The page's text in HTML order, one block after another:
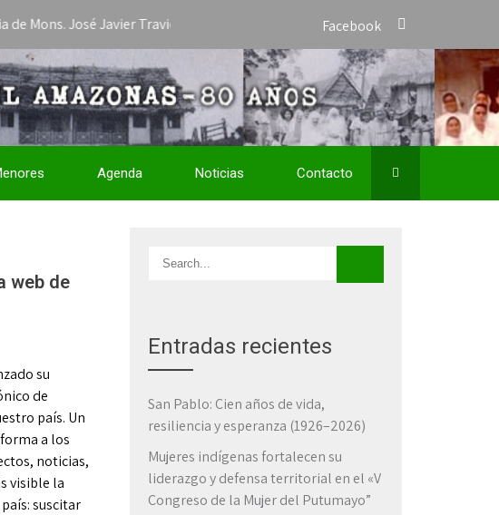
José Javier Travieso como Vicario Apostólico de San José del Amazonas y
Facebook
Agenda Noticias Contacto
web de
su
de
país. Un
a los
noticias,
visible la
suscitar
Entradas recientes
San Pablo: Cien años de vida,
resiliencia y esperanza (1926–2026)
Mujeres indígenas fortalecen su
liderazgo y defensa territorial en el «V
Congreso de la Mujer del Putumayo”